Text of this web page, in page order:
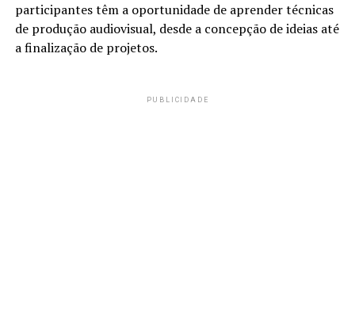
participantes têm a oportunidade de aprender técnicas
de produção audiovisual, desde a concepção de ideias até
a finalização de projetos.
PUBLICIDADE